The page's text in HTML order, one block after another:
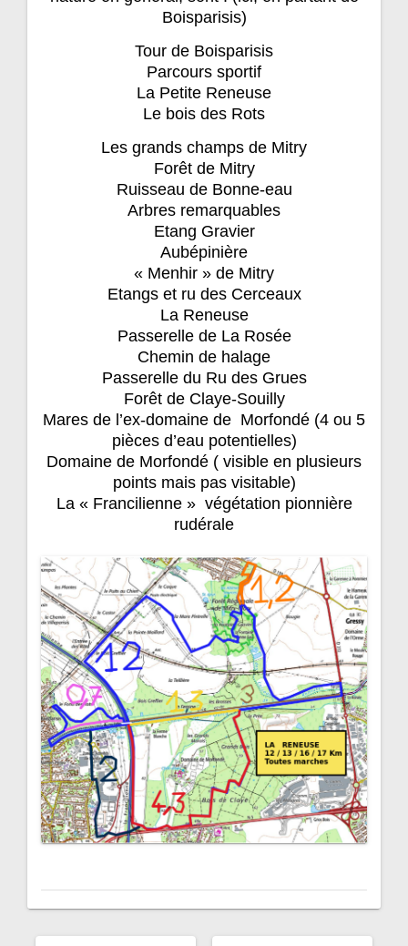
Boisparisis)
Tour de Boisparisis
Parcours sportif
La Petite Reneuse
Le bois des Rots
Les grands champs de Mitry
Forêt de Mitry
Ruisseau de Bonne-eau
Arbres remarquables
Etang Gravier
Aubépinière
« Menhir » de Mitry
Etangs et ru des Cerceaux
La Reneuse
Passerelle de La Rosée
Chemin de halage
Passerelle du Ru des Grues
Forêt de Claye-Souilly
Mares de l’ex-domaine de Morfondé (4 ou 5
pièces d’eau potentielles)
Domaine de Morfondé ( visible en plusieurs
points mais pas visitable)
La « Francilienne » végétation pionnière
rudérale